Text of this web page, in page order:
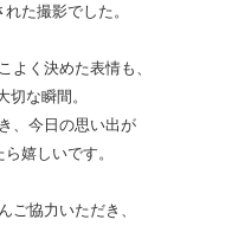
た撮影でした。
よく決めた表情も、
な瞬間。
、今日の思い出が
嬉しいです。
ご協力いただき、